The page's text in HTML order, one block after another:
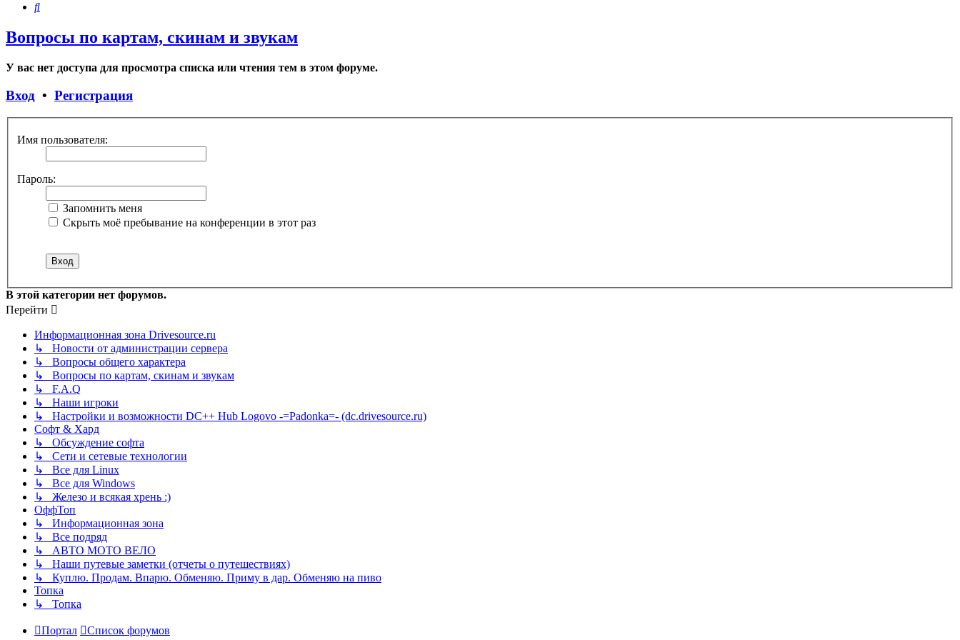
Поиск
Вопросы по картам, скинам и звукам
У вас нет доступа для просмотра списка или чтения тем в этом форуме.
Вход • Регистрация
Имя пользователя:
Пароль:
Запомнить меня
Скрыть моё пребывание на конференции в этот раз
В этой категории нет форумов.
Перейти
Информационная зона Drivesource.ru
↳ Новости от администрации сервера
↳ Вопросы общего характера
↳ Вопросы по картам, скинам и звукам
↳ F.A.Q
↳ Наши игроки
↳ Настройки и возможности DC++ Hub Logovo -=Padonka=- (dc.drivesource.ru)
Софт & Хард
↳ Обсуждение софта
↳ Сети и сетевые технологии
↳ Все для Linux
↳ Все для Windows
↳ Железо и всякая хрень :)
ОффТоп
↳ Информационная зона
↳ Все подряд
↳ АВТО МОТО ВЕЛО
↳ Наши путевые заметки (отчеты о путешествиях)
↳ Куплю. Продам. Впарю. Обменяю. Приму в дар. Обменяю на пиво
Топка
↳ Топка
Портал
Список форумов